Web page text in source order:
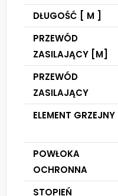
DŁUGOŚĆ [ M ]
PRZEWÓD
ZASILAJĄCY [M]
PRZEWÓD
ZASILAJĄCY
ELEMENT GRZEJNY
POWŁOKA
OCHRONNA
STOPIEŃ